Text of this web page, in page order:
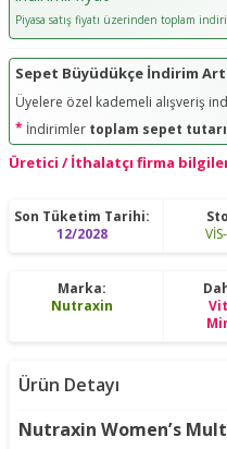
Piyasa satış fiyatı üzerinden toplam
Sepet Büyüdükçe İndirim
Üyelere özel kademeli alışveriş
* İndirimler toplam sepet tutarı
Üretici / İthalatçı firma
Son Tüketim Tarihi:
12/2028
Marka:
Nutraxin
Ürün Detayı
Nutraxin Women’s